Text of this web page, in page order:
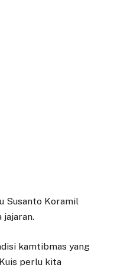
Susanto Koramil
kamtibmas yang
perlu kita